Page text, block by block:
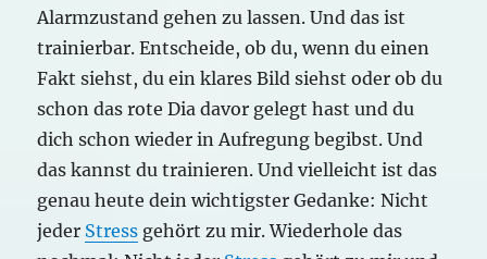
Alarmzustand gehen zu lassen. Und das ist
trainierbar. Entscheide, ob du, wenn du einen
Fakt siehst, du ein klares Bild siehst oder ob du
schon das rote Dia davor gelegt hast und du
dich schon wieder in Aufregung begibst. Und
das kannst du trainieren. Und vielleicht ist das
genau heute dein wichtigster Gedanke: Nicht
jeder Stress gehört zu mir. Wiederhole das